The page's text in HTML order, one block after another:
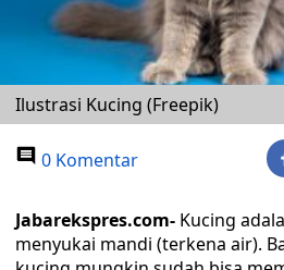
Ilustrasi Kucing (Freepik)
0 Komentar
Jabarekspres.com- Kucing
menyukai mandi (terkena air).